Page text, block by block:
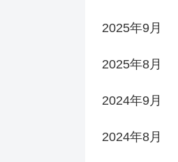
2025年9月
2025年8月
2024年9月
2024年8月